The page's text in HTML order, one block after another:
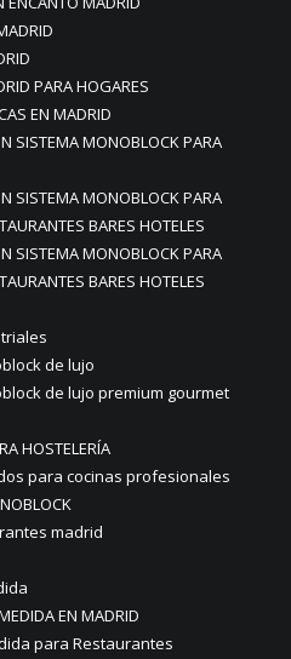
PARA HOGARES
EN MADRID
SISTEMA MONOBLOCK PARA
SISTEMA MONOBLOCK PARA
BARES HOTELES
SISTEMA MONOBLOCK PARA
BARES HOTELES
de lujo
de lujo premium gourmet
HOSTELERÍA
para cocinas profesionales
madrid
EN MADRID
para Restaurantes